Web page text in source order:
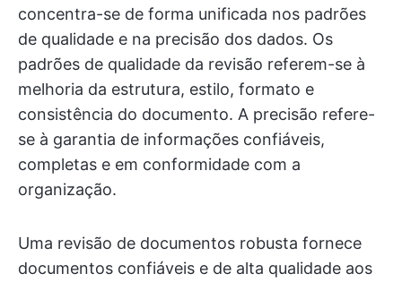
concentra-se de forma unificada nos padrões
de qualidade e na precisão dos dados. Os
padrões de qualidade da revisão referem-se à
melhoria da estrutura, estilo, formato e
consistência do documento. A precisão refere-
se à garantia de informações confiáveis,
completas e em conformidade com a
organização.
Uma revisão de documentos robusta fornece
documentos confiáveis e de alta qualidade aos